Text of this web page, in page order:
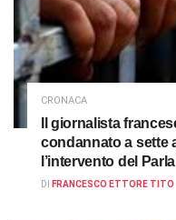
CRONACA
Il giornalista
condannato a sette
l’intervento del
DI FRANCESCO ETTORE TITO